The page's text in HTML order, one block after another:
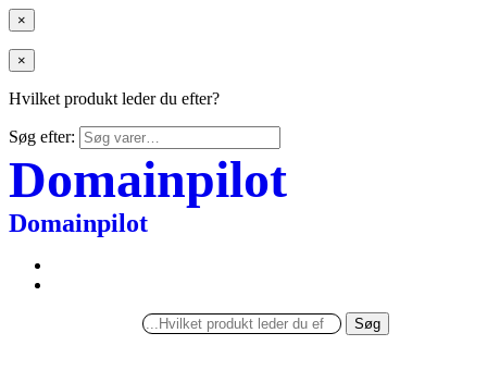
×
×
Hvilket produkt leder du efter?
Søg efter:
Domainpilot
Domainpilot
Søg